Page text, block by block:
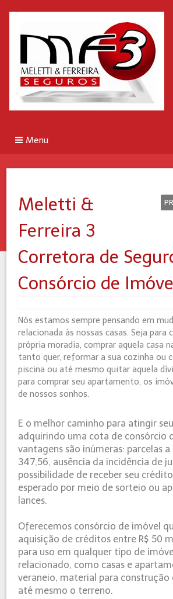
Menu
Meletti &
Ferreira 3
Corretora de
Consórcio de Imóvel
Nós estamos sempre pensando em
relacionada às nossas casas. Seja para
própria moradia, comprar aquela casa
tanto quer, reformar a sua cozinha ou
piscina ou até mesmo quitar aquela
para comprar seu apartamento, os
de nossos sonhos.
E o melhor caminho para atingir
adquirindo uma cota de consórcio
vantagens são inúmeras: parcelas a
347,56, ausência da incidência de
possibilidade de receber seu
esperado por meio de sorteio ou
lances.
Oferecemos consórcio de imóvel
aquisição de créditos entre R$ 50
para uso em qualquer tipo de
relacionado, como casas e
veraneio, material para construção
até mesmo o terreno.